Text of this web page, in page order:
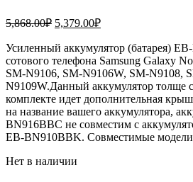
5,868.00₽ Первоначальная
составляла
5,868.00₽.
5,379.00₽Текущая
5,379.00₽.
Усиленный аккумулятор (батарея)
сотового телефона Samsung Galaxy
SM-N9106, SM-N9106W, SM-N9108,
N9109W.Данный аккумулятор толще
комплекте идет дополнительная
на название вашего аккумулятора,
BN916BBC не совместим с
EB-BN910BBK. Совместимые
Нет в наличии